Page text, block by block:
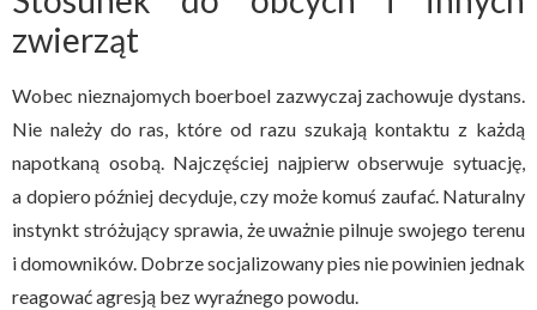
zwierząt
Wobec nieznajomych boerboel zazwyczaj zachowuje dystans.
Nie należy do ras, które od razu szukają kontaktu z każdą
napotkaną osobą. Najczęściej najpierw obserwuje sytuację,
a dopiero później decyduje, czy może komuś zaufać. Naturalny
instynkt stróżujący sprawia, że uważnie pilnuje swojego terenu
i domowników. Dobrze socjalizowany pies nie powinien jednak
reagować agresją bez wyraźnego powodu.